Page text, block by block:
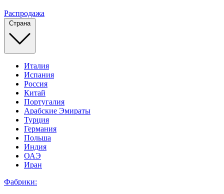
Распродажа
Страна
Италия
Испания
Россия
Китай
Португалия
Арабские Эмираты
Турция
Германия
Польша
Индия
ОАЭ
Иран
Фабрики: